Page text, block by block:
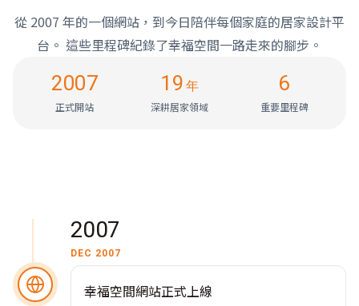
從 2007 年的一個網站，到今日陪伴每個家庭的居家設計平
台。 這些里程碑紀錄了幸福空間一路走來的腳步。
2007
正式開站
19 年
深耕居家領域
6
重要里程碑
2007
DEC 2007
幸福空間網站正式上線